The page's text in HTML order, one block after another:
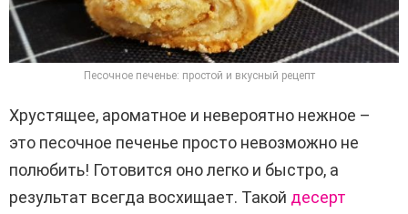
Песочное печенье: простой и вкусный рецепт
Хрустящее, ароматное и невероятно нежное –
это песочное печенье просто невозможно не
полюбить! Готовится оно легко и быстро, а
результат всегда восхищает. Такой десерт